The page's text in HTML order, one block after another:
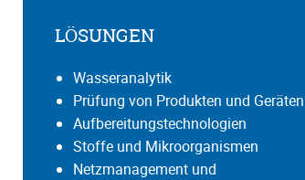
LÖSUNGEN
Wasseranalytik
Prüfung von Produkten und Geräten
Aufbereitungstechnologien
Stoffe und Mikroorganismen
Netzmanagement und